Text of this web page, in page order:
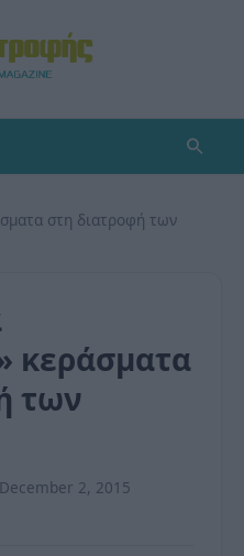
στη διατροφή των
κεράσματα
των
2, 2015